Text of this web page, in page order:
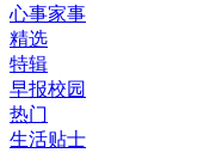
心事家事
精选
特辑
早报校园
热门
生活贴士